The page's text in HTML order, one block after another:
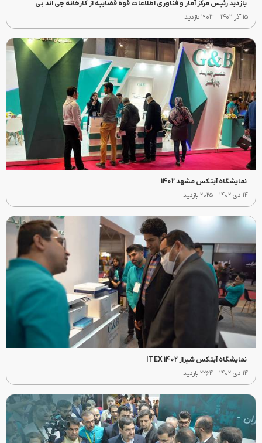
بازدید رئیس مرکز آمار و فناوری اطلاعات قوه قضاییه از کارخانه جی اند بی
۱۵ آذر ۱۴۰۲ ۱۹۰۳ بازدید
نمایشگاه آیتکس مشهد 1402
۱۴ دی ۱۴۰۲ ۲۰۲۵ بازدید
نمایشگاه آیتکس شیراز 1402 ITEX
۱۴ دی ۱۴۰۲ ۲۲۶۴ بازدید